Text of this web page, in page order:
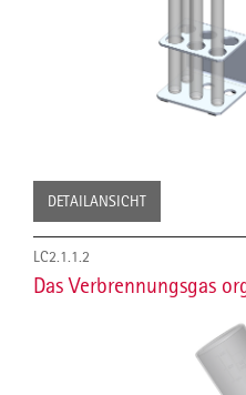
DETAILANSICHT
LC2.1.1.2
Das Verbrennungsgas